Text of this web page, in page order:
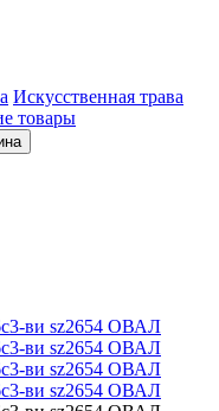
Искусственная трава
товары